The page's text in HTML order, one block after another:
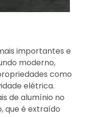
importantes e
moderno,
como
elétrica.
de alumínio no
que é extraído